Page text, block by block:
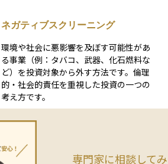
制が整っているかなどを多角的に分析し
形で公表され、投資家は企業の財務情報
だけでなく、長期的な成長性やリスク対
応力といった非財務面も考慮して投資判
断を行うことができます。ESG投資が世
界的に広まる中で、MSCIやSustainalytic
異なるため、スコアを比較する際は注意
ネガティブスクリーニング
環境や社会に悪影響を及ぼす可能性があ
る事業（例：タバコ、武器、化石燃料な
ど）を投資対象から外す方法です。倫理
的・社会的責任を重視した投資の一つの
考え方です。
専門家に相談して